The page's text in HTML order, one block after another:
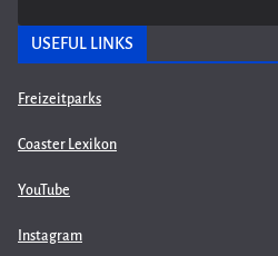
USEFUL LINKS
Freizeitparks
Coaster Lexikon
YouTube
Instagram